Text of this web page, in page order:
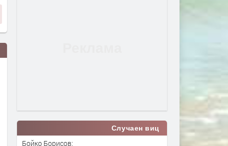
Вярващи в Хасково посрещнаха Не дадоха ход на делото
Случаен виц
Бойко Борисов: